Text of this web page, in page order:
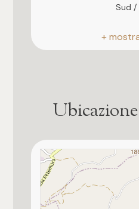
Sud /
Mai
Finiture
★
5+